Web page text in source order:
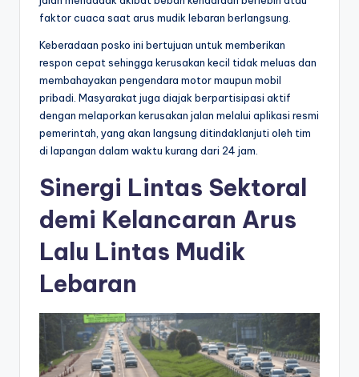
faktor cuaca saat arus mudik lebaran berlangsung.
Keberadaan posko ini bertujuan untuk memberikan
respon cepat sehingga kerusakan kecil tidak meluas dan
membahayakan pengendara motor maupun mobil
pribadi. Masyarakat juga diajak berpartisipasi aktif
dengan melaporkan kerusakan jalan melalui aplikasi resmi
pemerintah, yang akan langsung ditindaklanjuti oleh tim
di lapangan dalam waktu kurang dari 24 jam.
Sinergi Lintas Sektoral
demi Kelancaran Arus
Lalu Lintas Mudik
Lebaran